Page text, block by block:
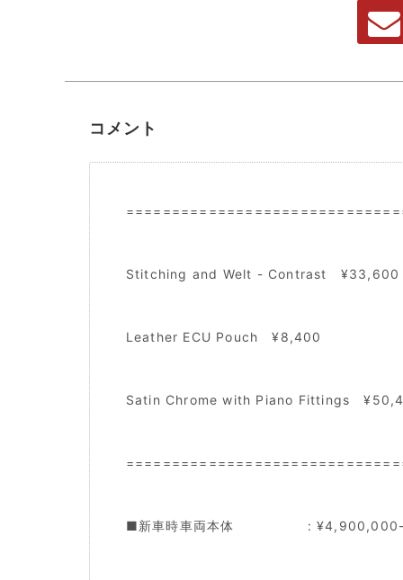
コメント
Stitching and Welt - Contrast ¥33,600
Leather ECU Pouch ¥8,400
Satin Chrome with Piano Fittings
■新車時車両本体 :